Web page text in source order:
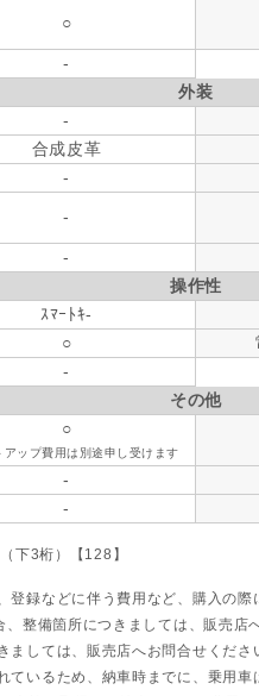
○
-
外装
-
合成皮革
-
-
-
操作性
ｽﾏｰﾄｷ-
○
-
その他
○
ップ費用は別途申し受けます
-
-
下3桁）【128】
録などに伴う費用など、購入の際
整備箇所につきましては、販売店
ましては、販売店へお問合せくださ
ているため、納車時までに、乗用車